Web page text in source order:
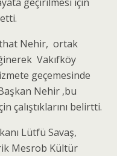
Nehir, ortak
Vakıfköy
geçemesinde
Nehir ,bu
çalıştıklarını belirtti.
Lütfü Savaş,
Mesrob Kültür